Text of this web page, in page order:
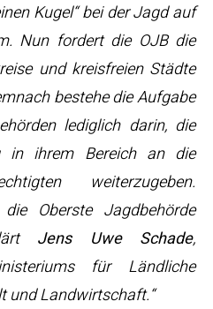
Kugel“ bei der Jagd auf
Nun fordert die OJB die
und kreisfreien Städte
bestehe die Aufgabe
lediglich darin, die
in ihrem Bereich an die
weiterzugeben.
Oberste Jagdbehörde
Jens Uwe Schade,
für Ländliche
und Landwirtschaft.“